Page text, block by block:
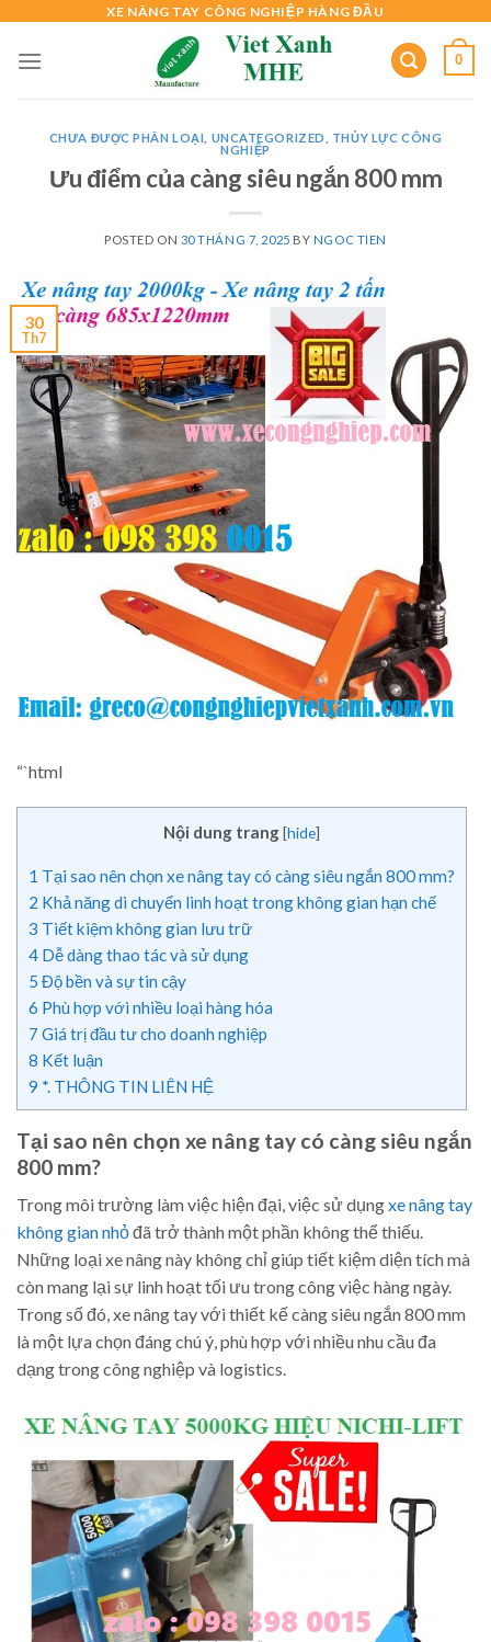
content
XE NÂNG TAY CÔNG NGHIỆP HÀNG ĐẦU
0
CHƯA ĐƯỢC PHÂN LOẠI UNCATEGORIZED
THỦY LỰC CÔNG
NGHIỆP
Ưu điểm của càng siêu ngắn 800 mm
POSTED ON 30 THÁNG 7, 2025 BY NGOC TIEN
30
Th7
“`html
Nội dung trang[hide]
1 Tại sao nên chọn xe nâng tay có càng siêu ngắn 800 mm?
2 Khả năng di chuyển linh hoạt trong không gian hạn chế
3 Tiết kiệm không gian lưu trữ
4 Dễ dàng thao tác và sử dụng
5 Độ bền và sự tin cậy
6 Phù hợp với nhiều loại hàng hóa
7 Giá trị đầu tư cho doanh nghiệp
8 Kết luận
9 *. THÔNG TIN LIÊN HỆ
Tại sao nên chọn xe nâng tay có càng siêu ngắn
800 mm?
Trong môi trường làm việc hiện đại, việc sử dụngxe nâng tay
không gian nhỏđã trở thành một phần không thể thiếu.
Những loại xe nâng này không chỉ giúp tiết kiệm diện tích mà
còn mang lại sự linh hoạt tối ưu trong công việc hàng ngày.
Trong số đó, xe nâng tay với thiết kế càng siêu ngắn 800 mm
là một lựa chọn đáng chú ý, phù hợp với nhiều nhu cầu đa
dạng trong công nghiệp và logistics.